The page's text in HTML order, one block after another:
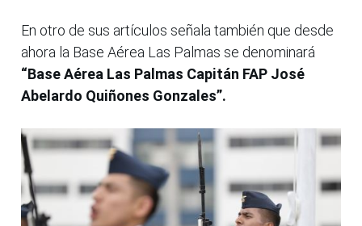
En otro de sus artículos señala también que desde
ahora la Base Aérea Las Palmas se denominará
“Base Aérea Las Palmas Capitán FAP José
Abelardo Quiñones Gonzales”.